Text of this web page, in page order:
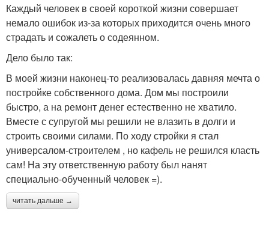
Каждый человек в своей короткой жизни совершает
немало ошибок из-за которых приходится очень много
страдать и сожалеть о содеянном.
Дело было так:
В моей жизни наконец-то реализовалась давняя мечта о
постройке собственного дома. Дом мы построили
быстро, а на ремонт денег естественно не хватило.
Вместе с супругой мы решили не влазить в долги и
строить своими силами. По ходу стройки я стал
универсалом-строителем , но кафель не решился класть
сам! На эту ответственную работу был нанят
специально-обученный человек =).
читать дальше →